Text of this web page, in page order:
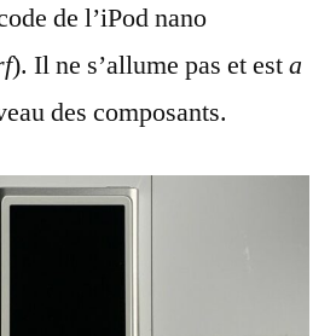
de l’iPod nano
). Il ne s’allume pas et esta
des composants.